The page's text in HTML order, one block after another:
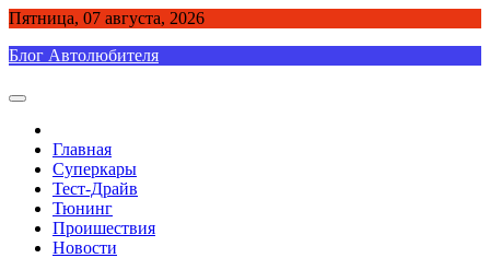
Skip
content
Пятница, 07 августа, 2026
Блог Автолюбителя
Главная
Суперкары
Тест-Драйв
Тюнинг
Проишествия
Новости